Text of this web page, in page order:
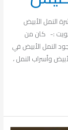
الأبيض
:- كان من
النمل الأبيض في
وأسراب النمل ،